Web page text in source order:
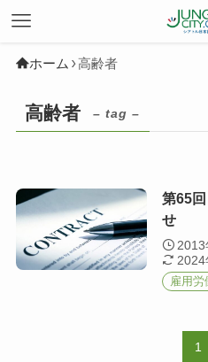
ホーム 高齢者
高齢者 – tag –
第65
せ
雇用
1